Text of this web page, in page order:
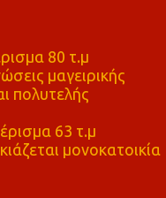
80 τ.μ
μαγειρικής
πολυτελής
63 τ.μ
μονοκατοικία